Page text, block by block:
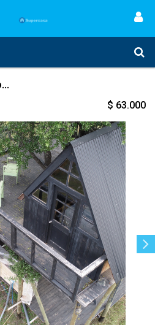
Cabaña Acogedora Sobre un Quillay
$ 63.000